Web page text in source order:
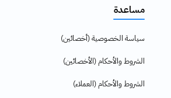
مساعدة
سياسة الخصوصية (أخصائين)
الشروط والأحكام (الأخصائين)
الشروط والأحكام (العملاء)